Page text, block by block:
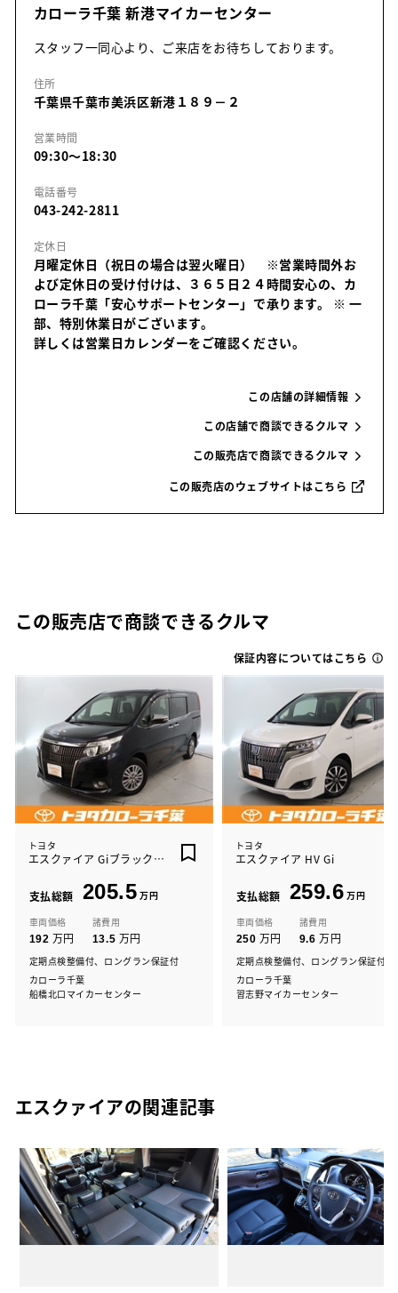
カローラ千葉 新港マイカーセンター
スタッフ一同心より、ご来店をお待ちしております。
住所
千葉県千葉市美浜区新港１８９－２
営業時間
09:30～18:30
電話番号
043-242-2811
定休日
月曜定休日（祝日の場合は翌火曜日） ※営業時間外お
よび定休日の受け付けは、３６５日２４時間安心の、カ
ローラ千葉「安心サポートセンター」で承ります。
※ 一
部、特別休業日がございます。
詳しくは営業日カレンダーをご確認ください。
この店舗の詳細情報
この店舗で商談できるクルマ
この販売店で商談できるクルマ
この販売店のウェブサイトはこちら
この販売店で商談できるクルマ
保証内容についてはこちら
トヨタ
エスクァイア Giブラックテ-ラ-ド
支払総額 205.5 万円
車両価格
192 万円
諸費用
13.5 万円
定期点検整備付、ロングラン保証付
カローラ千葉
船橋北口マイカーセンター
トヨタ
エスクァイア HV Gi
支払総額 259.6 万円
車両価格
250 万円
諸費用
9.6 万円
定期点検整備付、ロングラン保証付
カローラ千葉
習志野マイカーセンター
エスクァイアの関連記事